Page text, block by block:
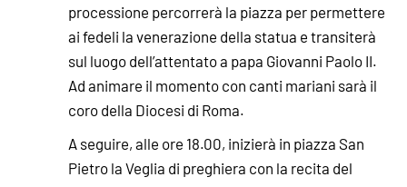
processione percorrerà la piazza per permettere
ai fedeli la venerazione della statua e transiterà
sul luogo dell’attentato a papa Giovanni Paolo II.
Ad animare il momento con canti mariani sarà il
coro della Diocesi di Roma.
A seguire, alle ore 18.00, inizierà in piazza San
Pietro la Veglia di preghiera con la recita del